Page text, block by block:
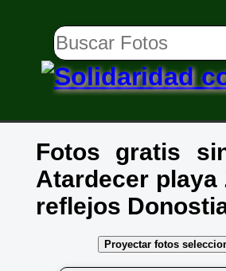
Fotos gratis
Atardecer playa
reflejos
Proyectar fotos